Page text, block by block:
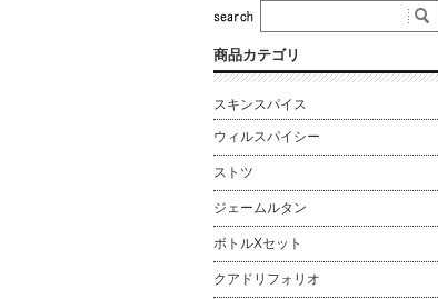
商品カテゴリ
スキンスパイス
ウィルスパイシー
ストツ
ジェームルタン
ボトルXセット
クアドリフォリオ